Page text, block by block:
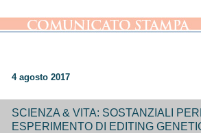
4 agosto 2017
SCIENZA & VITA: SOSTANZIALI
ESPERIMENTO DI EDITING